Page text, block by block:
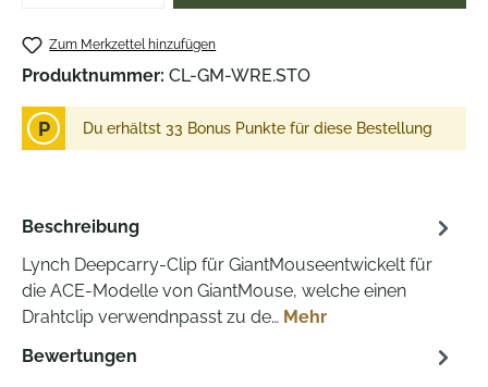
Zum Merkzettel hinzufügen
Produktnummer: CL-GM-WRE.STO
P Du erhältst 33 Bonus Punkte für diese Bestellung
Beschreibung
Lynch Deepcarry-Clip für GiantMouseentwickelt für
die ACE-Modelle von GiantMouse, welche einen
Drahtclip verwendnpasst zu de… Mehr
Bewertungen